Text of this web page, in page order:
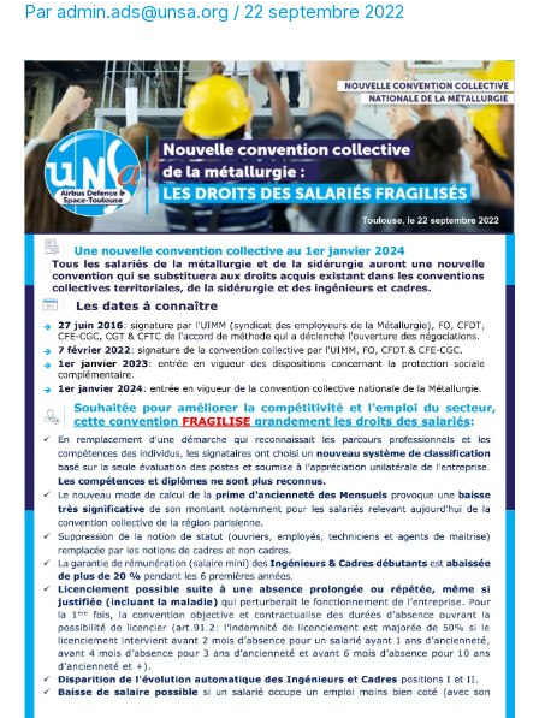
Par admin.ads@unsa.org / 22 septembre 2022